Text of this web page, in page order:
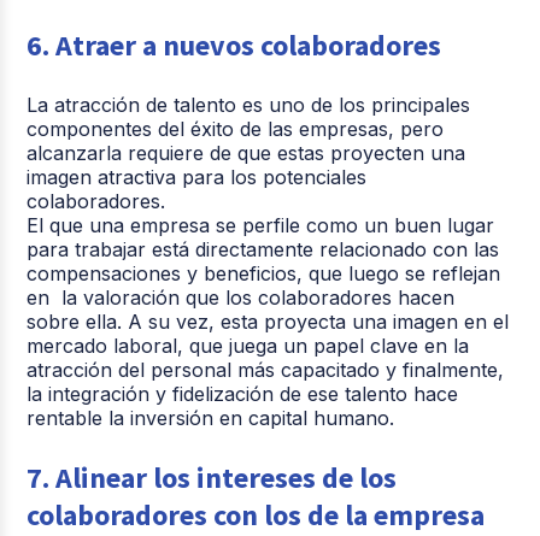
6. Atraer a nuevos colaboradores
La atracción de talento es uno de los principales
componentes del éxito de las empresas, pero
alcanzarla requiere de que estas proyecten una
imagen atractiva para los potenciales
colaboradores.
El que una empresa se perfile como un buen lugar
para trabajar está directamente relacionado con las
compensaciones y beneficios, que luego se reflejan
en la valoración que los colaboradores hacen
sobre ella. A su vez, esta proyecta una imagen en el
mercado laboral, que juega un papel clave en la
atracción del personal más capacitado y finalmente,
la integración y fidelización de ese talento hace
rentable la inversión en capital humano.
7. Alinear los intereses de los
colaboradores con los de la empresa